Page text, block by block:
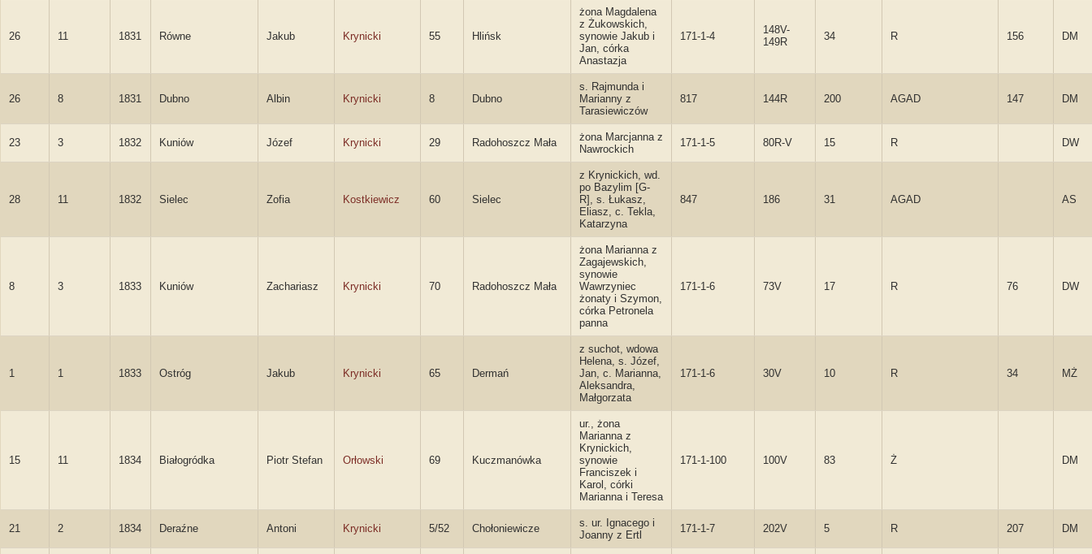
26 11 1831 Równe Jakub Krynicki 55 Hlińsk
żona Magdalena
z Żukowskich,
synowie Jakub i
Jan, córka
Anastazja
171-1-4
148V-
149R
34 R 156 DM
26 8 1831 Dubno Albin Krynicki 8 Dubno
s. Rajmunda i
Marianny z
Tarasiewiczów
817 144R 200 AGAD 147 DM
23 3 1832 Kuniów Józef Krynicki 29 Radohoszcz Mała
żona Marcjanna z
Nawrockich
171-1-5 80R-V 15 R DW
28 11 1832 Sielec Zofia Kostkiewicz 60 Sielec
z Krynickich, wd.
po Bazylim [G-
R], s. Łukasz,
Eliasz, c. Tekla,
Katarzyna
847 186 31 AGAD AS
8 3 1833 Kuniów Zachariasz Krynicki 70 Radohoszcz Mała
żona Marianna z
Zagajewskich,
synowie
Wawrzyniec
żonaty i Szymon,
córka Petronela
panna
171-1-6 73V 17 R 76 DW
1 1 1833 Ostróg Jakub Krynicki 65 Dermań
z suchot, wdowa
Helena, s. Józef,
Jan, c. Marianna,
Aleksandra,
Małgorzata
171-1-6 30V 10 R 34 MŻ
15 11 1834 Białogródka Piotr Stefan Orłowski 69 Kuczmanówka
ur., żona
Marianna z
Krynickich,
synowie
Franciszek i
Karol, córki
Marianna i Teresa
171-1-100 100V 83 Ż DM
21 2 1834 Deraźne Antoni Krynicki 5/52 Chołoniewicze
s. ur. Ignacego i
Joanny z Ertl
171-1-7 202V 5 R 207 DM